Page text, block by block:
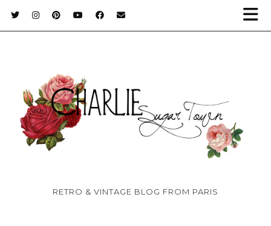
RETRO & VINTAGE BLOG FROM PARIS